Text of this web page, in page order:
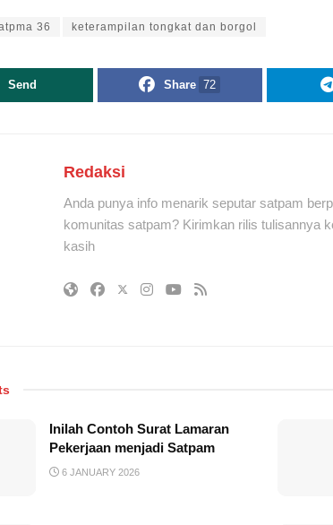
36 keterampilan tongkat dan borgol
Send Share 72
Redaksi
Anda punya info menarik seputar satpam
komunitas satpam? Kirimkan rilis tulisannya
kasih
Inilah Contoh Surat Lamaran
Pekerjaan menjadi Satpam
6 JANUARY 2026